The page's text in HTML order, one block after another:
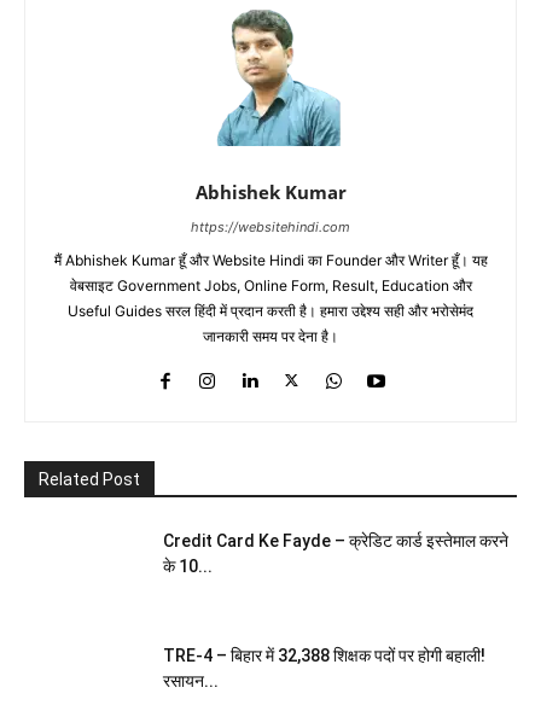
Abhishek Kumar
https://websitehindi.com
मैं Abhishek Kumar हूँ और Website Hindi का Founder और Writer हूँ। यह
वेबसाइट Government Jobs, Online Form, Result, Education और
Useful Guides सरल हिंदी में प्रदान करती है। हमारा उद्देश्य सही और भरोसेमंद
जानकारी समय पर देना है।
Related Post
Credit Card Ke Fayde – क्रेडिट कार्ड इस्तेमाल करने
के 10...
TRE-4 – बिहार में 32,388 शिक्षक पदों पर होगी बहाली!
रसायन...